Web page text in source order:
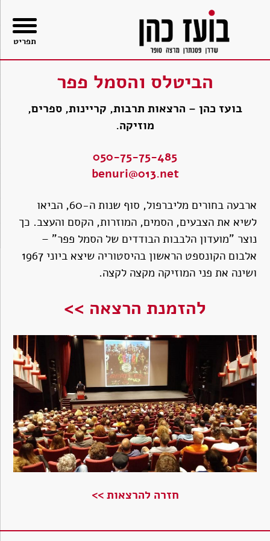
הביטלס והסמל פפר
בועז כהן – הרצאות תרבות, קריינות, ספרים,
מוזיקה.
050-75-75-485
benuri@013.net
ארבעה בחורים מליברפול, סוף שנות ה-60, הביאו
לשיא את הצבעים, הסמים, המוזרות, הקסם והעצב. כך
נוצר "מועדון הלבבות הבודדים של הסמל פפר" –
אלבום הקונספט הראשון בהיסטוריה שיצא ביוני 1967
ושינה את פני המוזיקה מקצה לקצה.
להזמנת הרצאה >>
חזרה להרצאות >>
תפריט